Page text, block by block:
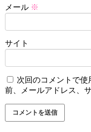
メール ※
サイト
次回のコメントで使
前、メールアドレス、